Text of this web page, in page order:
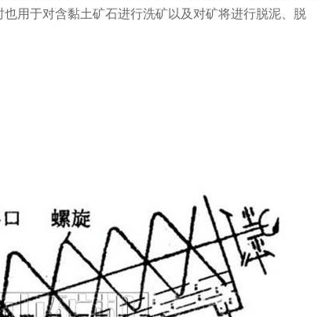
用于对含黏土矿石进行洗矿以及对矿将进行脱泥、脱